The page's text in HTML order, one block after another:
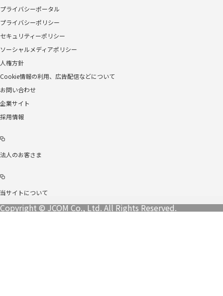
プライバシーポータル
プライバシーポリシー
セキュリティーポリシー
ソーシャルメディアポリシー
人権方針
Cookie情報の利用、広告配信などについて
お問い合わせ
企業サイト
採用情報
法人のお客さま
当サイトについて
Copyright © JCOM Co., Ltd. All Rights Reserved.